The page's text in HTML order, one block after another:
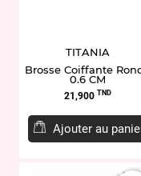
TITANIA
Brosse Coiffante
0.6 CM
Prix
21,900 TND
Ajouter au